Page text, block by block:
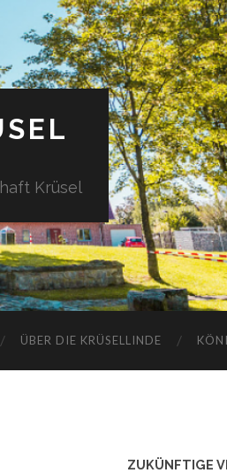
Krüsel
ÜBER DIE KRÜSELLINDE
ZUKÜNFTIGE